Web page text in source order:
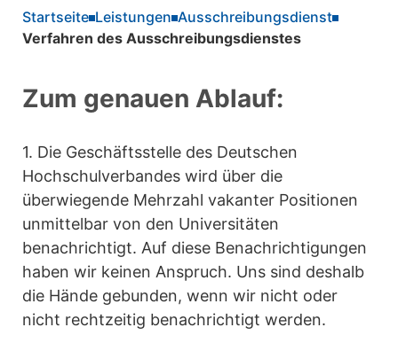
Startseite Leistungen Ausschreibungsdienst
Verfahren des Ausschreibungsdienstes
Zum genauen Ablauf:
1. Die Geschäftsstelle des Deutschen
Hochschulverbandes wird über die
überwiegende Mehrzahl vakanter Positionen
unmittelbar von den Universitäten
benachrichtigt. Auf diese Benachrichtigungen
haben wir keinen Anspruch. Uns sind deshalb
die Hände gebunden, wenn wir nicht oder
nicht rechtzeitig benachrichtigt werden.